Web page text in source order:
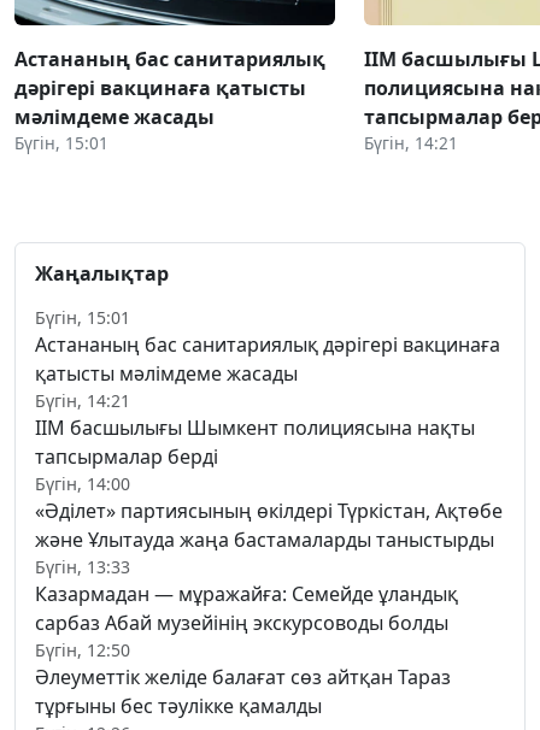
Астананың бас санитариялық
дәрігері вакцинаға қатысты
мәлімдеме жасады
Бүгін, 15:01
ІІМ басшылығы
полициясына
тапсырмалар
Бүгін, 14:21
Жаңалықтар
Бүгін, 15:01
Астананың бас санитариялық дәрігері вакцинаға
қатысты мәлімдеме жасады
Бүгін, 14:21
ІІМ басшылығы Шымкент полициясына нақты
тапсырмалар берді
Бүгін, 14:00
«Әділет» партиясының өкілдері Түркістан, Ақтөбе
және Ұлытауда жаңа бастамаларды таныстырды
Бүгін, 13:33
Казармадан — мұражайға: Семейде ұландық
сарбаз Абай музейінің экскурсоводы болды
Бүгін, 12:50
Әлеуметтік желіде балағат сөз айтқан Тараз
тұрғыны бес тәулікке қамалды